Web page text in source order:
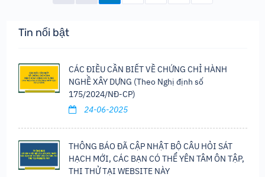
Tin nổi bật
CÁC ĐIỀU CẦN BIẾT VỀ CHỨNG CHỈ HÀNH
NGHỀ XÂY DỰNG (Theo Nghị định số
175/2024/NĐ-CP)
24-06-2025
THÔNG BÁO ĐÃ CẬP NHẬT BỘ CÂU HỎI SÁT
HẠCH MỚI, CÁC BẠN CÓ THỂ YÊN TÂM ÔN TẬP,
THI THỬ TẠI WEBSITE NÀY